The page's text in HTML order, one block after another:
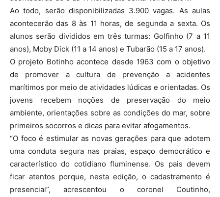
Ao todo, serão disponibilizadas 3.900 vagas. As aulas
acontecerão das 8 às 11 horas, de segunda a sexta. Os
alunos serão divididos em três turmas: Golfinho (7 a 11
anos), Moby Dick (11 a 14 anos) e Tubarão (15 a 17 anos).
O projeto Botinho acontece desde 1963 com o objetivo
de promover a cultura de prevenção a acidentes
marítimos por meio de atividades lúdicas e orientadas. Os
jovens recebem noções de preservação do meio
ambiente, orientações sobre as condições do mar, sobre
primeiros socorros e dicas para evitar afogamentos.
“O foco é estimular as novas gerações para que adotem
uma conduta segura nas praias, espaço democrático e
característico do cotidiano fluminense. Os pais devem
ficar atentos porque, nesta edição, o cadastramento é
presencial”, acrescentou o coronel Coutinho,